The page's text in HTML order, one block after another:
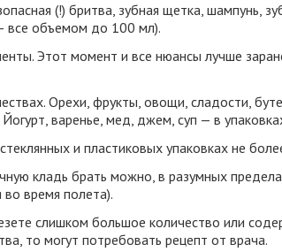
(!) бритва, зубная щетка, шампунь,
все объемом до 100 мл).
Этот момент и все нюансы лучше
Орехи, фрукты, овощи, сладости,
Йогурт, варенье, мед, джем, суп — в
и пластиковых упаковках не
кладь брать можно, в разумных
время полета).
слишком большое количество или
то могут потребовать рецепт от врача.